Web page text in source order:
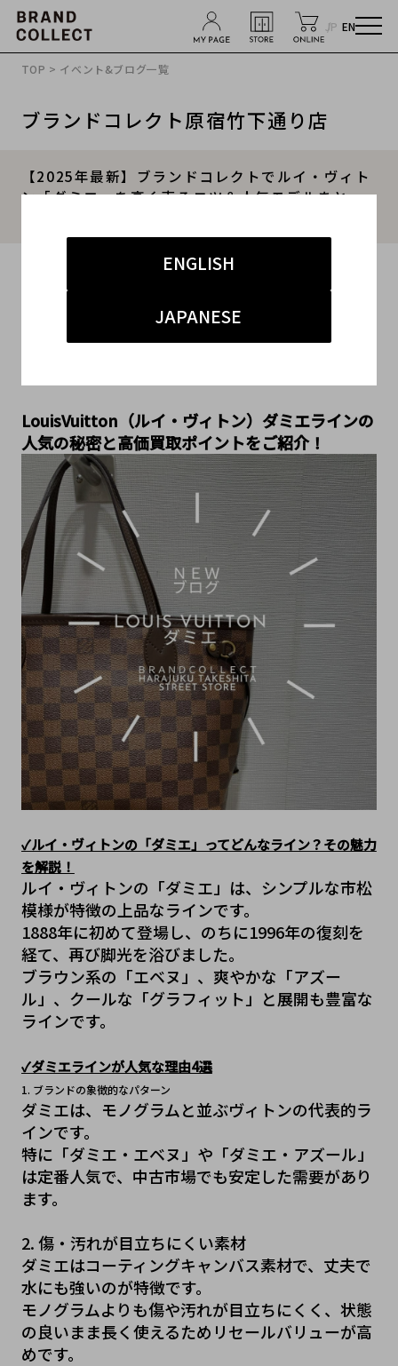
JP EN
ENGLISH
JAPANESE
TOP > イベント&ブログ一覧
ブランドコレクト原宿竹下通り店
【2025年最新】ブランドコレクトでルイ・ヴィト
ン「ダミエ」を高く売るコツ＆人気モデルまと
#竹下 インポート
LouisVuitton（ルイ・ヴィトン）ダミエラインの
人気の秘密と高価買取ポイントをご紹介！
✓ルイ・ヴィトンの「ダミエ」ってどんなライン？その魅力
を解説！
ルイ・ヴィトンの「ダミエ」は、シンプルな市松
模様が特徴の上品なラインです。
1888年に初めて登場し、のちに1996年の復刻を
経て、再び脚光を浴びました。
ブラウン系の「エベヌ」、爽やかな「アズー
ル」、クールな「グラフィット」と展開も豊富な
ラインです。
✓ダミエラインが人気な理由4選
1. ブランドの象徴的なパターン
ダミエは、モノグラムと並ぶヴィトンの代表的ラ
インです。
特に「ダミエ・エベヌ」や「ダミエ・アズール」
は定番人気で、中古市場でも安定した需要があり
ます。
2. 傷・汚れが目立ちにくい素材
ダミエはコーティングキャンバス素材で、丈夫で
水にも強いのが特徴です。
モノグラムよりも傷や汚れが目立ちにくく、状態
の良いまま長く使えるためリセールバリューが高
めです。